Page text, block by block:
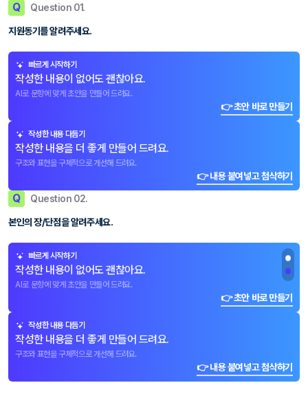
Q Question 01.
지원동기를 알려주세요.
빠르게 시작하기
작성한 내용이 없어도 괜찮아요.
AI로 문항에 맞게 초안을 만들어 드려요.
👉 초안 바로 만들기
작성한 내용 다듬기
작성한 내용을 더 좋게 만들어 드려요.
구조와 표현을 구체적으로 개선해 드려요.
👉 내용 붙여넣고 첨삭하기
Q Question 02.
본인의 장/단점을 알려주세요.
빠르게 시작하기
작성한 내용이 없어도 괜찮아요.
AI로 문항에 맞게 초안을 만들어 드려요.
👉 초안 바로 만들기
작성한 내용 다듬기
작성한 내용을 더 좋게 만들어 드려요.
구조와 표현을 구체적으로 개선해 드려요.
👉 내용 붙여넣고 첨삭하기